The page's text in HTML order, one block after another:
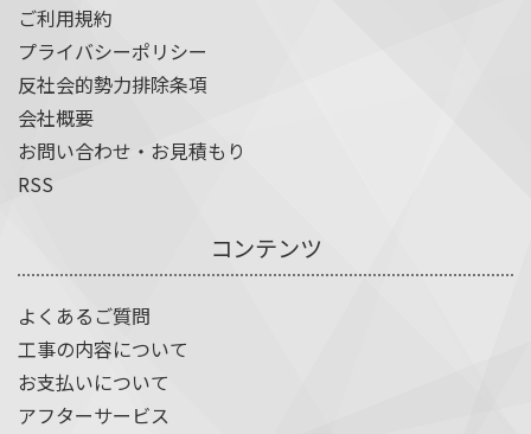
ご利用規約
プライバシーポリシー
反社会的勢力排除条項
会社概要
お問い合わせ・お見積もり
RSS
コンテンツ
よくあるご質問
工事の内容について
お支払いについて
アフターサービス